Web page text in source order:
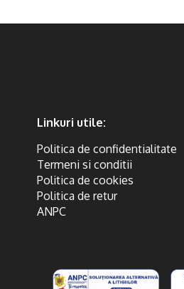
Linkuri utile:
Politica de confidentialitate
Termeni si conditii
Politica de cookies
Politica de retur
ANPC